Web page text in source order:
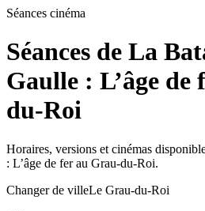
Séances cinéma
Séances de La
Gaulle : L’âge de
du-Roi
Horaires, versions et cinémas
: L’âge de fer au Grau-du-Roi.
Changer de villeLe Grau-du-Roi